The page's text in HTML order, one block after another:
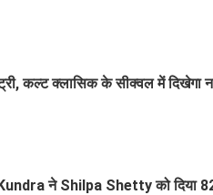
कल्ट क्लासिक के सीक्वल में दिखेगा
ने Shilpa Shetty को दिया